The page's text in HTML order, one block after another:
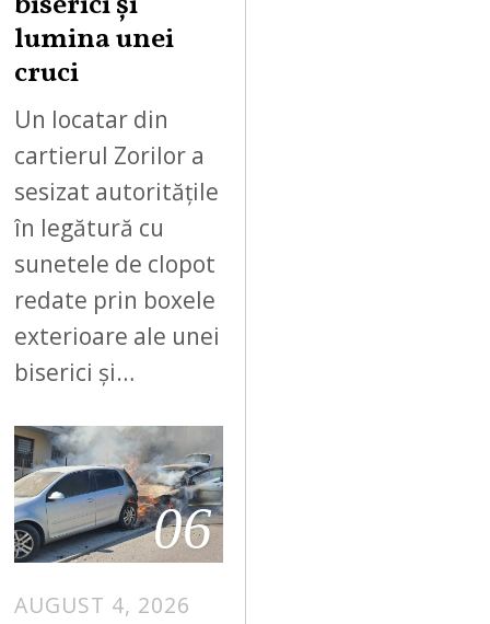
lumina unei
cruci
Un locatar din
cartierul Zorilor a
sesizat autoritățile
în legătură cu
sunetele de clopot
redate prin boxele
exterioare ale unei
biserici și…
06
AUGUST 4, 2026